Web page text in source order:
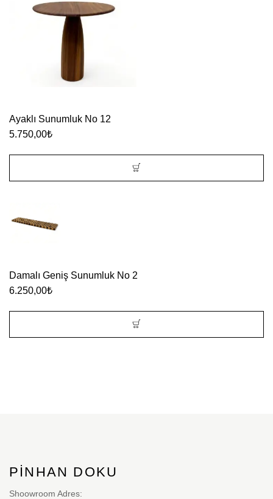
Ayaklı Sunumluk No 12
5.750,00₺
Damalı Geniş Sunumluk No 2
6.250,00₺
PINHAN DOKU
Shoowroom Adres: